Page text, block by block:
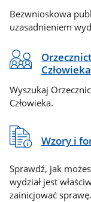
Bezwnioskowa
uzasadnieniem
Człowieka
Wyszukaj
Człowieka.
Wzory i
Sprawdź, jak
wydział jest
zainicjować sprawę.